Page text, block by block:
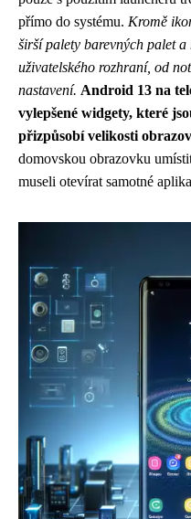
přímo do systému. Kromě
širší palety barevných palet
uživatelského rozhraní, od
nastavení. Android 13 na
vylepšené widgety, které
přizpůsobí velikosti
domovskou obrazovku
museli otevírat samotné